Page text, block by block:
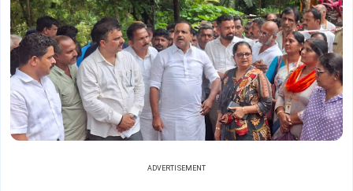
ADVERTISEMENT